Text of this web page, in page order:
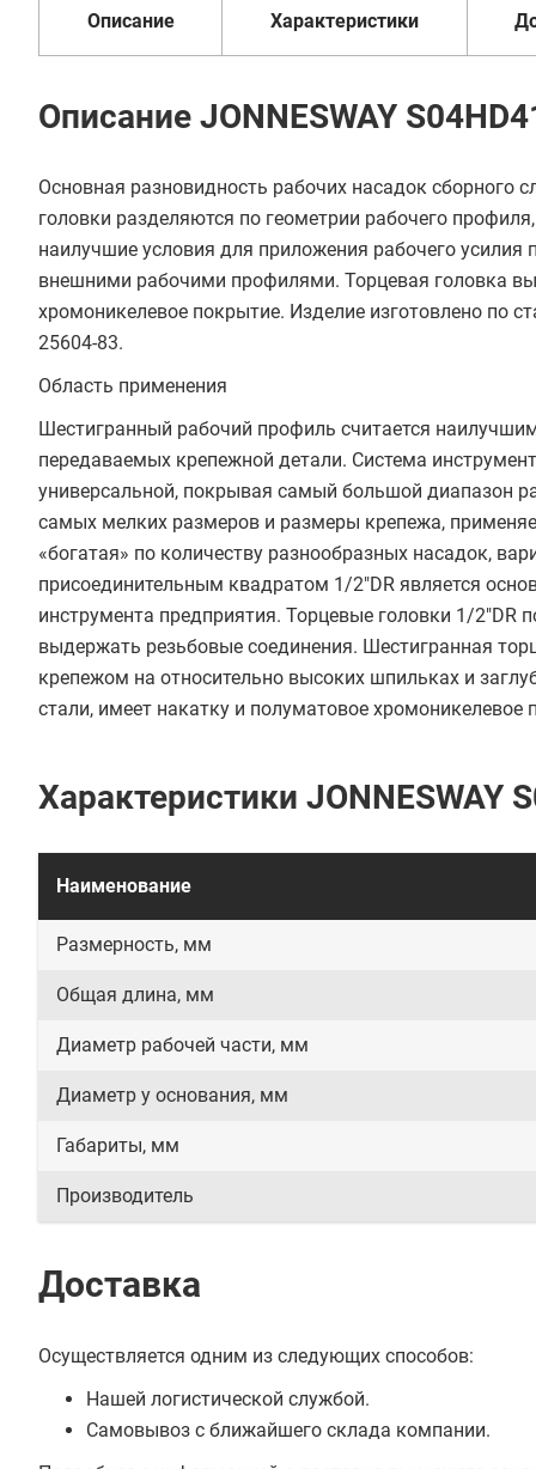
Описание Характеристики
Описание JONNESWAY
Основная разновидность рабочих насадок сборного
головки разделяются по геометрии рабочего
наилучшие условия для приложения рабочего
внешними рабочими профилями. Торцевая головка
хромоникелевое покрытие. Изделие изготовлено по
25604-83.
Область применения
Шестигранный рабочий профиль считается
передаваемых крепежной детали. Система
универсальной, покрывая самый большой диапазон
самых мелких размеров и размеры крепежа,
«богатая» по количеству разнообразных насадок,
присоединительным квадратом 1/2"DR является
инструмента предприятия. Торцевые головки 1/2"DR
выдержать резьбовые соединения. Шестигранная
крепежом на относительно высоких шпильках и
стали, имеет накатку и полуматовое хромоникелевое
Характеристики JONNESWAY
Наименование
Размерность, мм
Общая длина, мм
Диаметр рабочей части, мм
Диаметр у основания, мм
Габариты, мм
Производитель
Доставка
Осуществляется одним из следующих способов:
Нашей логистической службой.
Самовывоз с ближайшего склада компании.